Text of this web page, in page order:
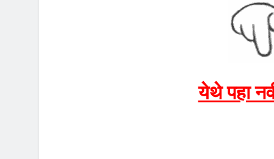
येथे पहा